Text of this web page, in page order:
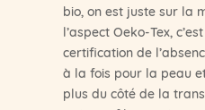
bio, on est juste sur la
l’aspect Oeko-Tex,
certification de
à la fois pour la peau
plus du côté de la